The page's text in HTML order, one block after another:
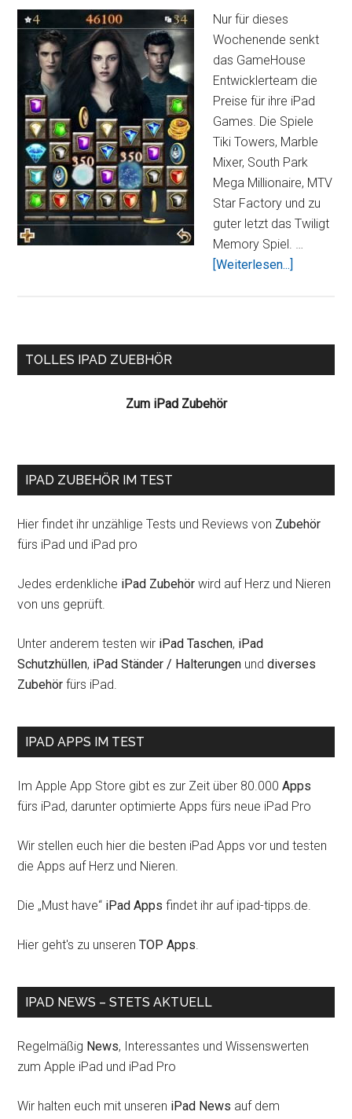
Nur für dieses
Wochenende senkt
das GameHouse
Entwicklerteam die
Preise für ihre iPad
Games. Die Spiele
Tiki Towers, Marble
Mixer, South Park
Mega Millionaire, MTV
Star Factory und zu
guter letzt das Twiligt
Memory Spiel. …
[Weiterlesen...]
das
von
Seitenspalte
TOLLES IPAD ZUEBHÖR
Zum iPad Zubehör
IPAD ZUBEHÖR IM TEST
Hier findet ihr unzählige Tests und Reviews von Zubehör
fürs iPad und iPad pro
Jedes erdenkliche iPad Zubehör wird auf Herz und Nieren
von uns geprüft.
Unter anderem testen wir iPad Taschen, iPad
Schutzhüllen, iPad Ständer / Halterungen unddiverses
Zubehör fürs iPad.
IPAD APPS IM TEST
Im Apple App Store gibt es zur Zeit über 80.000Apps
fürs iPad, darunter optimierte Apps fürs neue iPad Pro
Wir stellen euch hier die besten iPad Apps vor und testen
die Apps auf Herz und Nieren.
Die „Must have“ iPad Apps findet ihr auf ipad-tipps.de.
Hier geht's zu unserenTOP Apps.
IPAD NEWS – STETS AKTUELL
Regelmäßig News, Interessantes und Wissenswerten
zum Apple iPad und iPad Pro
Wir halten euch mit unseren iPad News auf dem